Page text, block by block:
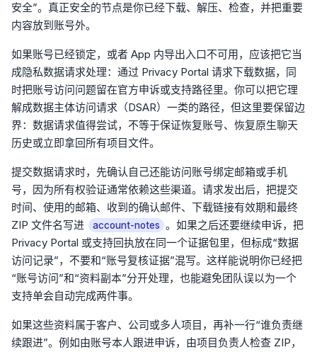
安全”。真正安全的节点是你已经下载、解压、检查，并把重要
内容放到账号外。
如果账号已经锁定，或者 App 内导出入口不可用，应该把它当
成隐私数据请求处理：通过 Privacy Portal 请求下载数据，同
时把账号访问问题留在官方申诉或支持路径里。你可以把它理
解成数据主体访问请求（DSAR）一类的路径，但这里要保留边
界：数据请求值得尝试，不等于保证恢复账号、恢复原生聊天
历史或立即拿回所有项目文件。
提交数据请求时，先确认自己还能访问账号绑定邮箱或手机
号，因为所有权验证通常依赖这些渠道。请求发出后，把提交
时间、使用的邮箱、收到的确认邮件、下载链接有效期和最终
ZIP 文件名写进
account-notes 。如果之后还要继续申诉，把
Privacy Portal 或支持回执放在同一个证据包里，但标成“数据
访问记录”，不要和“账号复核证据”混写。这样能说明你已经把
“账号访问”和“资料副本”分开处理，也能避免团队误以为一个
支持单会自动完成两件事。
如果这些资料属于客户、公司或多人项目，再补一行“谁负责继
续跟进”。例如由账号本人跟进申诉，由项目负责人检查 ZIP，